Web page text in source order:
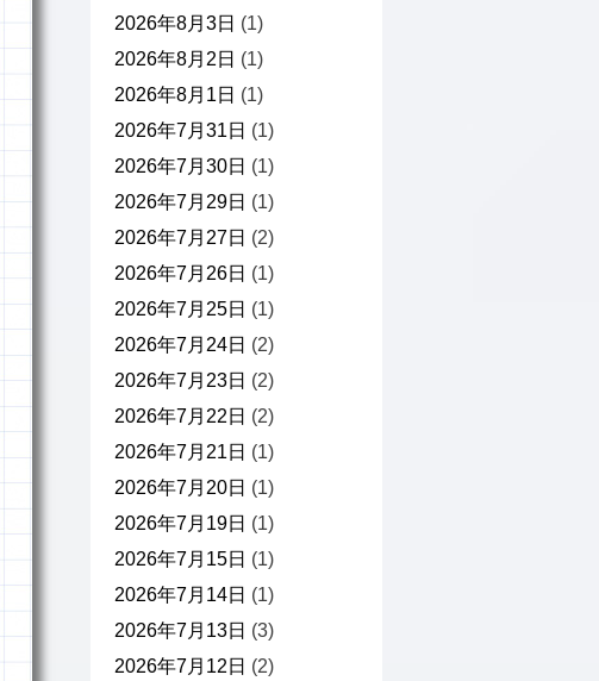
2026年8月3日 (1)
2026年8月2日 (1)
2026年8月1日 (1)
2026年7月31日 (1)
2026年7月30日 (1)
2026年7月29日 (1)
2026年7月27日 (2)
2026年7月26日 (1)
2026年7月25日 (1)
2026年7月24日 (2)
2026年7月23日 (2)
2026年7月22日 (2)
2026年7月21日 (1)
2026年7月20日 (1)
2026年7月19日 (1)
2026年7月15日 (1)
2026年7月14日 (1)
2026年7月13日 (3)
2026年7月12日 (2)